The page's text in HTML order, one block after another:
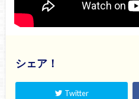
シェア！
Twitter